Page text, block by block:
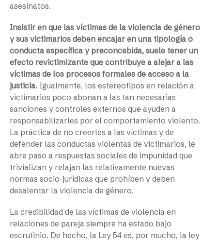
asesinatos.
Insistir en que las víctimas de la violencia de género
y sus victimarios deben encajar en una tipología o
conducta específica y preconcebida, suele tener un
efecto revictimizante que contribuye a alejar a las
víctimas de los procesos formales de acceso a la
justicia. Igualmente, los estereotipos en relación a
victimarios poco abonan a las tan necesarias
sanciones y controles externos que ayuden a
responsabilizarles por el comportamiento violento.
La práctica de no creerles a las víctimas y de
defender las conductas violentas de victimarios, le
abre paso a respuestas sociales de impunidad que
trivializan y relajan las relativamente nuevas
normas socio-jurídicas que prohíben y deben
desalentar la violencia de género.
La credibilidad de las víctimas de violencia en
relaciones de pareja siempre ha estado bajo
escrutinio. De hecho, la Ley 54 es, por mucho, la ley